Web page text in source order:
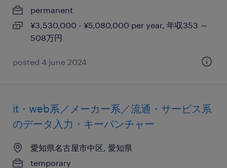
permanent
¥3,530,000 - ¥5,080,000 per year, 年収353 ～
508万円
posted 4 june 2024
it・web系／メーカー系／流通・サービス系
のデータ入力・キーパンチャー
愛知県名古屋市中区, 愛知県
temporary